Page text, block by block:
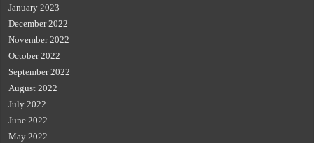
January 2023
December 2022
November 2022
October 2022
September 2022
August 2022
July 2022
June 2022
May 2022